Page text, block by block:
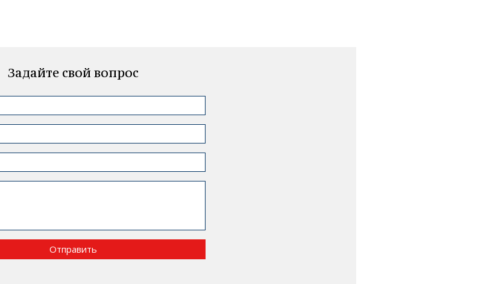
Задайте свой вопрос
Отправить